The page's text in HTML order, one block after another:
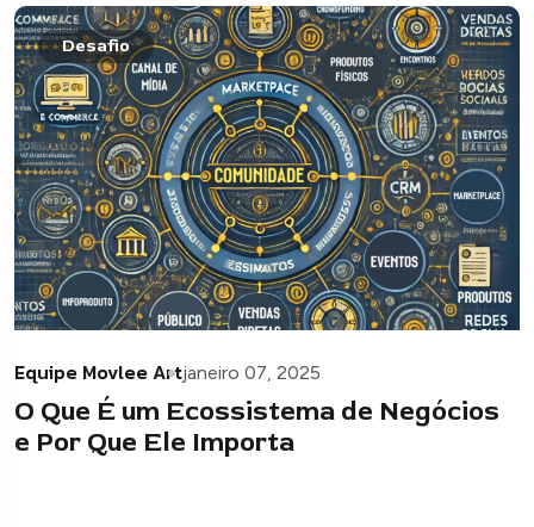
Desafio
Equipe Movlee Artjaneiro 07, 2025
O Que É um Ecossistema de Negócios
e Por Que Ele Importa